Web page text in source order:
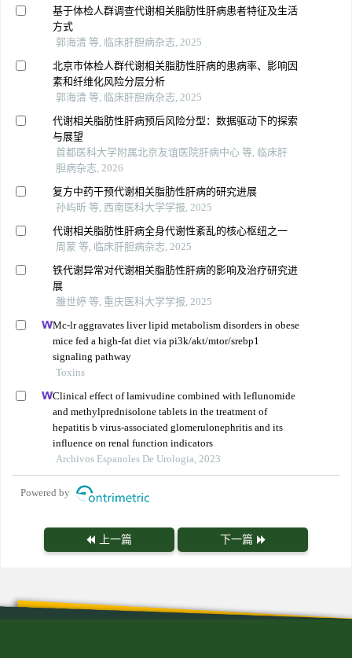
基于体检人群调查代谢相关脂肪性肝病患者特征及生活
方式
郭海清 等, 临床肝胆病杂志, 2025
北京市体检人群代谢相关脂肪性肝病的患病率、影响因
素和纤维化风险分层分析
郭海清 等, 临床肝胆病杂志, 2025
代谢相关脂肪性肝病预后风险分型：数据驱动下的探索
与展望
首都医科大学附属北京友谊医院肝病中心 等, 临床肝
胆病杂志, 2026
复方中药干预代谢相关脂肪性肝病的研究进展
孙屿昕 等, 西南医科大学学报, 2025
代谢相关脂肪性肝病全身代谢性紊乱的核心枢纽之一
周蒙 等, 临床肝胆病杂志, 2025
铁代谢异常对代谢相关脂肪性肝病的影响及治疗研究进
展
雒世婷 等, 重庆医科大学学报, 2025
Mc-lr aggravates liver lipid metabolism disorders in obese
mice fed a high-fat diet via pi3k/akt/mtor/srebp1
signaling pathway
Toxins
Clinical effect of lamivudine combined with leflunomide
and methylprednisolone tablets in the treatment of
hepatitis b virus-associated glomerulonephritis and its
influence on renal function indicators
Archivos Espanoles De Urologia, 2023
Powered by
上一篇 下一篇